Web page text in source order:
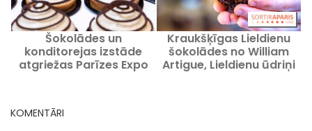
Šokolādes un
konditorejas izstāde
atgriežas Parīzes Expo
Kraukšķīgas Lieldienu
šokolādes no William
Artigue, Lieldienu ūdriņi
KOMENTĀRI